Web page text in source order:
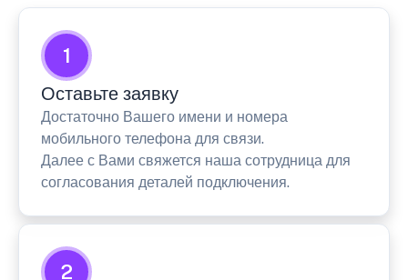
1
Оставьте заявку
Достаточно Вашего имени и номера
мобильного телефона для связи.
Далее с Вами свяжется наша сотрудница для
согласования деталей подключения.
2